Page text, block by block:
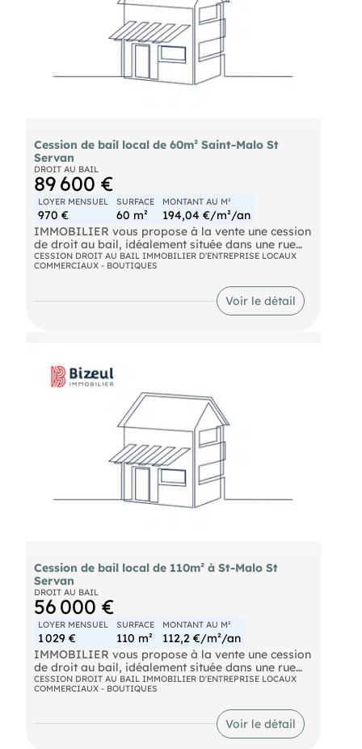
mensuel s'élève à 978 €, non assujetti à la TVA.
Conditions, nous consulter.
Cession de bail local de 60m² Saint-Malo St
Servan
DROIT AU BAIL
89 600 €
LOYER MENSUEL
970 €
SURFACE
60 m²
MONTANT AU M²
194,04 €/m²/an
IMMOBILIER vous propose à la vente une cession
de droit au bail, idéalement située dans une rue
très fréquentée, passante et commerçante du
quartier de Saint-Servan à Saint-Malo, entourée
de nombreux commerces et à proximité
immédiate de la place du marché. Les locaux sont
en très bon état général et offrent un agencement
ainsi que d'une arrière-boutique comprenant un
bureau supplémentaire et un sanitaire. L'ensemble
développe une surface d'environ 60 m², offrant un
cadre de travail agréable et facilement modulable
selon l'activité. Le loyer mensuel s'élève à 970 €
HT. En complément, il est possible de bénéficier de
trois places de stationnement privatives, un
véritable atout dans ce secteur recherché,
moyennant un loyer supplémentaire de 230 € HT
mensuel. Conditions, nous consulter.
CESSION DROIT AU BAIL IMMOBILIER D'ENTREPRISE LOCAUX
COMMERCIAUX - BOUTIQUES
Voir le détail
Cession de bail local de 110m² à St-Malo St
Servan
DROIT AU BAIL
56 000 €
LOYER MENSUEL
1 029 €
SURFACE
110 m²
MONTANT AU M²
112,2 €/m²/an
IMMOBILIER vous propose à la vente une cession
de droit au bail, idéalement située dans une rue
passante et commerçante du secteur de Saint-
Servan à Saint-Malo. Ce local bénéficie d'un
emplacement stratégique offrant une excellente
visibilité et un flux régulier de clientèle. Les locaux
disposent d'une surface de vente agréable,
CESSION DROIT AU BAIL IMMOBILIER D'ENTREPRISE LOCAUX
COMMERCIAUX - BOUTIQUES
Voir le détail